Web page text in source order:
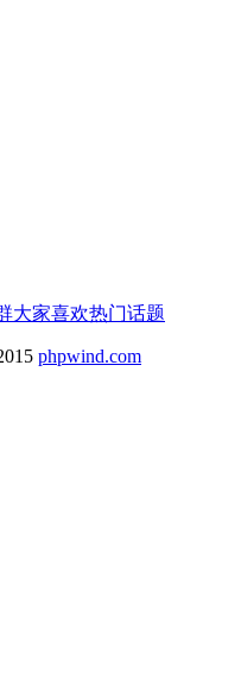
大家喜欢热门话题
phpwind.com